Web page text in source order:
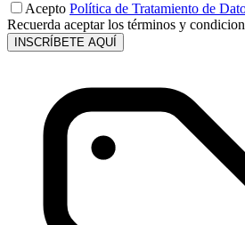
Acepto Política de Tratamiento de
Recuerda aceptar los términos y
INSCRÍBETE AQUÍ